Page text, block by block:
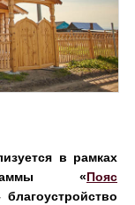
в рамках
«Пояс